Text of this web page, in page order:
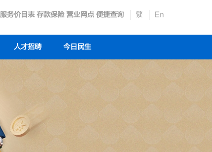
服务价目表 存款保险 营业网点 便捷查询 繁 En
人才招聘 今日民生